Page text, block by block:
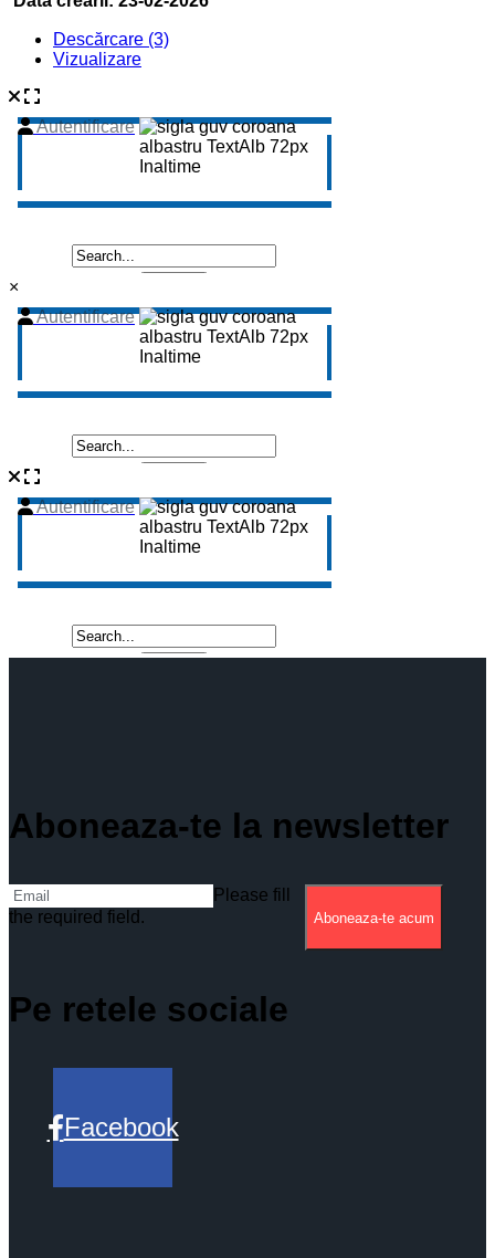
Descărcare (3)
Vizualizare
×
Aboneaza-te la newsletter
Please fill
the required field.
Aboneaza-te acum
Pe retele sociale
Facebook